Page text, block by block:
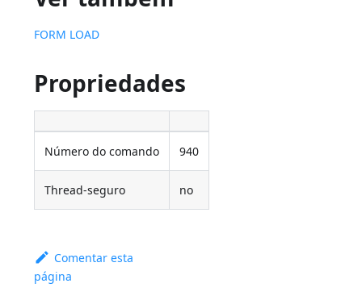
FORM LOAD
Propriedades
Número do comando 940
Thread-seguro no
Comentar esta
página